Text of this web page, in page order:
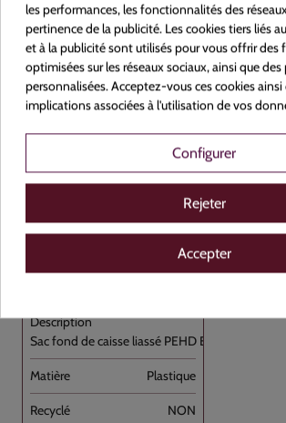
Carton de 300
Sac fond de caisse liassé PEHD Bleu [...]
Plastique
NON
les performances, les fonctionnalités des
pertinence de la publicité. Les cookies tiers liés
et à la publicité sont utilisés pour vous offrir
optimisées sur les réseaux sociaux, ainsi que
personnalisées. Acceptez-vous ces cookies ainsi
implications associées à l'utilisation de vos
Configurer
Rejeter
Accepter